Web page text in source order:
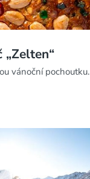
„Zelten“
vánoční pochoutku.